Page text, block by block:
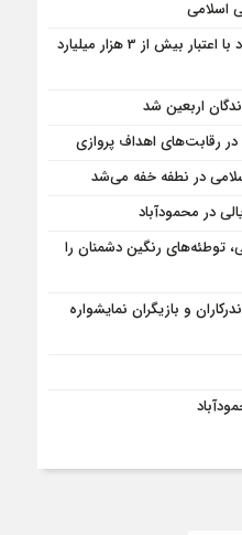
اسلامی
5 پروژه‌ عمرانی شهرداری سرخ‌رود با اعتبار بیش از 3 هزار میلیارد
اربعین شد
رقابت‌های اهداف پروازی
در نطفه خفه می‌شد
توطئه‌های رنگین دشمنان را
و بازیگران نمایشواره